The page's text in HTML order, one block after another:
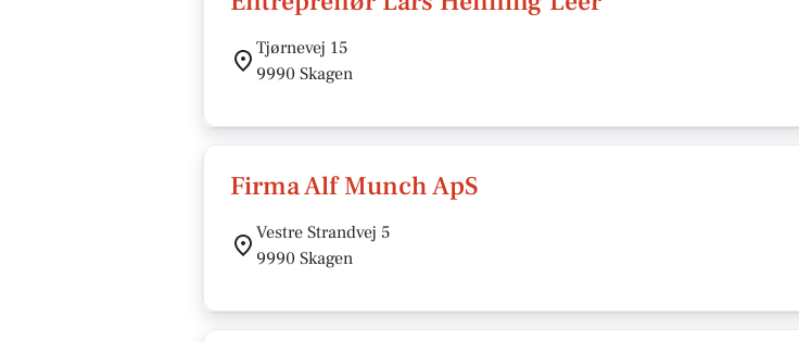
Tjørnevej 15
9990 Skagen
Firma Alf Munch ApS
Vestre Strandvej 5
9990 Skagen